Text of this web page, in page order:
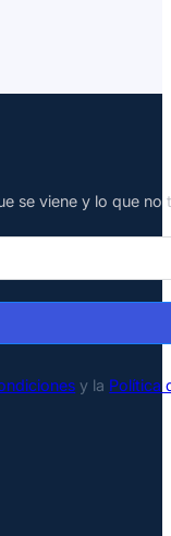
se viene y lo que
y la Política